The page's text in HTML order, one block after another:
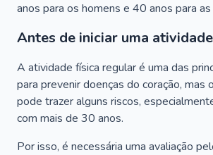
anos para os homens e 40 anos para
Antes de iniciar uma
A atividade física regular é uma das
para prevenir doenças do coração, mas
pode trazer alguns riscos,
com mais de 30 anos.
Por isso, é necessária uma avaliação